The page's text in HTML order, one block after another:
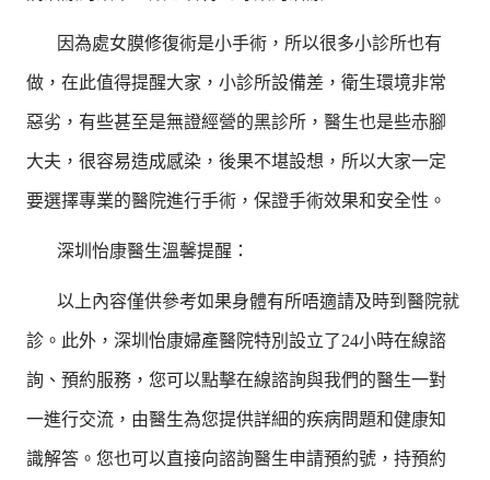
因為處女膜修復術是小手術，所以很多小診所也有
做，在此值得提醒大家，小診所設備差，衛生環境非常
惡劣，有些甚至是無證經營的黑診所，醫生也是些赤腳
大夫，很容易造成感染，後果不堪設想，所以大家一定
要選擇專業的醫院進行手術，保證手術效果和安全性。
深圳怡康醫生溫馨提醒：
以上內容僅供參考如果身體有所唔適請及時到醫院就
診。此外，深圳怡康婦產醫院特別設立了24小時在線諮
詢、預約服務，您可以點擊在線諮詢與我們的醫生一對
一進行交流，由醫生為您提供詳細的疾病問題和健康知
識解答。您也可以直接向諮詢醫生申請預約號，持預約